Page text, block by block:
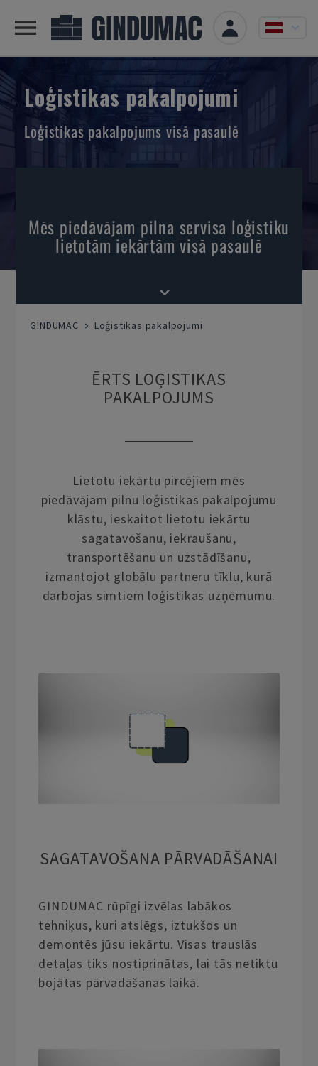
Loģistikas pakalpojumi
Loģistikas pakalpojums visā pasaulē
Mēs piedāvājam pilna servisa loģistiku
lietotām iekārtām visā pasaulē
GINDUMAC Loģistikas pakalpojumi
ĒRTS LOĢISTIKAS
PAKALPOJUMS
Lietotu iekārtu pircējiem mēs
piedāvājam pilnu loģistikas pakalpojumu
klāstu, ieskaitot lietotu iekārtu
sagatavošanu, iekraušanu,
transportēšanu un uzstādīšanu,
izmantojot globālu partneru tīklu, kurā
darbojas simtiem loģistikas uzņēmumu.
SAGATAVOŠANA PĀRVADĀŠANAI
GINDUMAC rūpīgi izvēlas labākos
tehniķus, kuri atslēgs, iztukšos un
demontēs jūsu iekārtu. Visas trauslās
detaļas tiks nostiprinātas, lai tās netiktu
bojātas pārvadāšanas laikā.